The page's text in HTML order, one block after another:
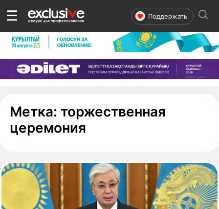
☰ Поддержать
Метка: торжественная
церемония